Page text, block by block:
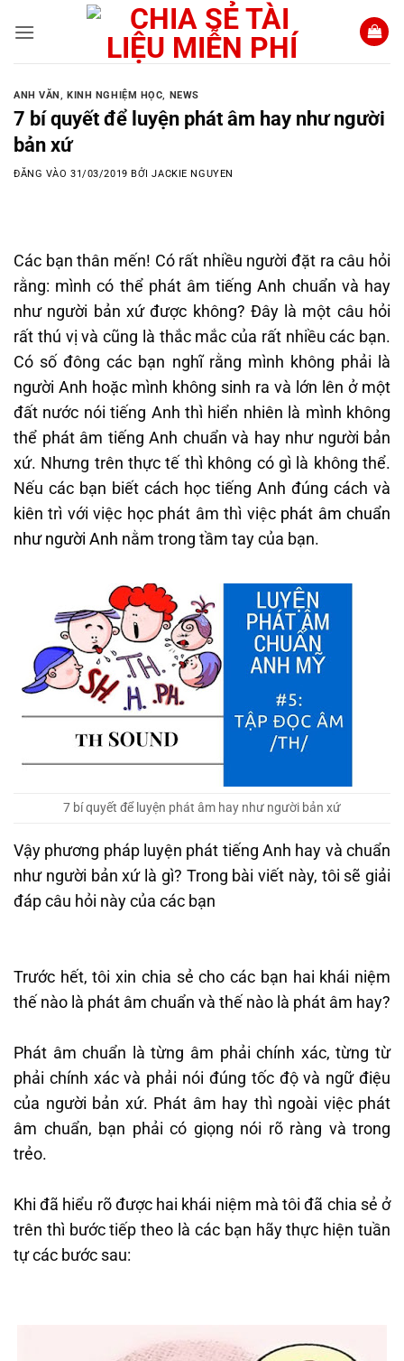
qua
ANH VĂN,KINH NGHIỆM HỌC, NEWS
7 bí quyết để luyện phát âm hay như người
bản xứ
ĐĂNG VÀO31/03/2019 BỞIJACKIE NGUYEN
Các bạn thân mến! Có rất nhiều người đặt ra câu hỏi
rằng: mình có thể phát âm tiếng Anh chuẩn và hay
như người bản xứ được không? Đây là một câu hỏi
rất thú vị và cũng là thắc mắc của rất nhiều các bạn.
Có số đông các bạn nghĩ rằng mình không phải là
người Anh hoặc mình không sinh ra và lớn lên ở một
đất nước nói tiếng Anh thì hiển nhiên là mình không
thể phát âm tiếng Anh chuẩn và hay như người bản
xứ. Nhưng trên thực tế thì không có gì là không thể.
Nếu các bạn biết cách học tiếng Anh đúng cách và
kiên trì với việc học phát âm thì việc phát âm chuẩn
như người Anh nằm trong tầm tay của bạn.
7 bí quyết để luyện phát âm hay như người bản xứ
Vậy phương pháp luyện phát tiếng Anh hay và chuẩn
như người bản xứ là gì? Trong bài viết này, tôi sẽ giải
đáp câu hỏi này của các bạn
Trước hết, tôi xin chia sẻ cho các bạn hai khái niệm
thế nào là phát âm chuẩn và thế nào là phát âm hay?
Phát âm chuẩn là từng âm phải chính xác, từng từ
phải chính xác và phải nói đúng tốc độ và ngữ điệu
của người bản xứ. Phát âm hay thì ngoài việc phát
âm chuẩn, bạn phải có giọng nói rõ ràng và trong
trẻo.
Khi đã hiểu rõ được hai khái niệm mà tôi đã chia sẻ ở
trên thì bước tiếp theo là các bạn hãy thực hiện tuần
tự các bước sau: